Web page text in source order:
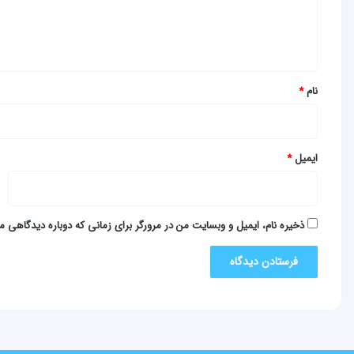
نام*
ایمیل*
ذخیره نام، ایمیل و وبسایت من در مرورگر برای زمانی که دوباره